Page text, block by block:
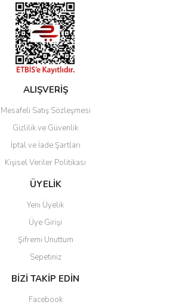
ALIŞVERİŞ
Mesafeli Satış Sözleşmesi
Gizlilik ve Güvenlik
İptal ve İade Şartları
Kişisel Veriler Politikası
ÜYELİK
Yeni Üyelik
Üye Girişi
Şifremi Unuttum
Sepetiniz
BİZİ TAKİP EDİN
Facebook